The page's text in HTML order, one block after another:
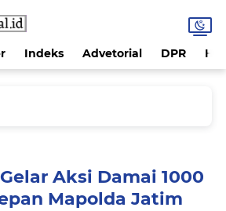
Indeks Advetorial DPR
Aksi Damai 1000
Mapolda Jatim